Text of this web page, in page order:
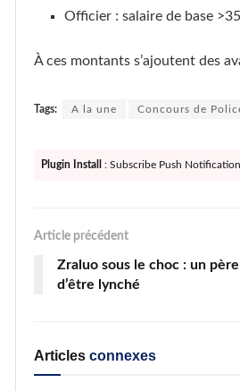
Officier : salaire de base
À ces montants s’ajoutent des
Tags: A la une Concours de
Plugin Install : Subscribe Push
Article précédent
Zraluo sous le choc : un
d’être lynché
Articles connexes